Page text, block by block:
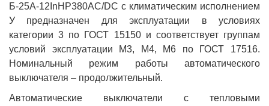
Б-25А-12InНР380AC/DC с климатическим исполнением
У предназначен для эксплуатации в условиях
категории 3 по ГОСТ 15150 и соответствует группам
условий эксплуатации М3, М4, М6 по ГОСТ 17516.
Номинальный режим работы автоматического
выключателя – продолжительный.
Автоматические выключатели с тепловыми